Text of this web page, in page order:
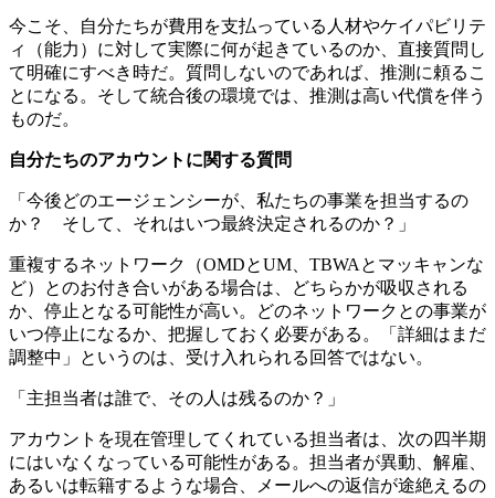
今こそ、自分たちが費用を支払っている人材やケイパビリテ
ィ（能力）に対して実際に何が起きているのか、直接質問し
て明確にすべき時だ。質問しないのであれば、推測に頼るこ
とになる。そして統合後の環境では、推測は高い代償を伴う
ものだ。
自分たちのアカウントに関する質問
「今後どのエージェンシーが、私たちの事業を担当するの
か？ そして、それはいつ最終決定されるのか？」
重複するネットワーク（OMDとUM、TBWAとマッキャンな
ど）とのお付き合いがある場合は、どちらかが吸収される
か、停止となる可能性が高い。どのネットワークとの事業が
いつ停止になるか、把握しておく必要がある。「詳細はまだ
調整中」というのは、受け入れられる回答ではない。
「主担当者は誰で、その人は残るのか？」
アカウントを現在管理してくれている担当者は、次の四半期
にはいなくなっている可能性がある。担当者が異動、解雇、
あるいは転籍するような場合、メールへの返信が途絶えるの